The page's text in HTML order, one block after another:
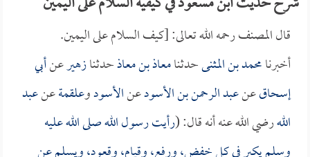
قال المصنف رحمه الله تعالى: [كيف السلام على اليمين.
أخبرنامحمد بن المثنىحدثنامعاذ بن معاذحدثنازهيرعنأبي
إسحاقعنعبد الرحمن بن الأسودعنالأسودوعلقمةعنعبد
اللهرضي الله عنه أنه قال: (رأيت رسول الله صلى الله عليه